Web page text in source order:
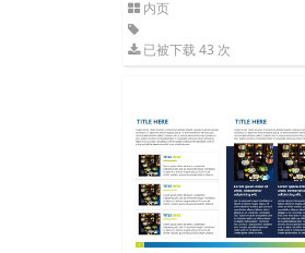
内页
已被下载 43 次